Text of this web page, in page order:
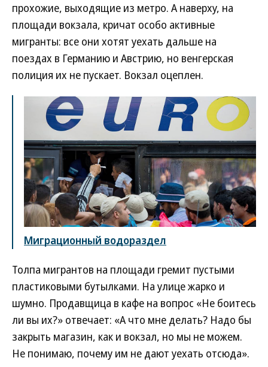
прохожие, выходящие из метро. А наверху, на
площади вокзала, кричат особо активные
мигранты: все они хотят уехать дальше на
поездах в Германию и Австрию, но венгерская
полиция их не пускает. Вокзал оцеплен.
Миграционный водораздел
Толпа мигрантов на площади гремит пустыми
пластиковыми бутылками. На улице жарко и
шумно. Продавщица в кафе на вопрос «Не боитесь
ли вы их?» отвечает: «А что мне делать? Надо бы
закрыть магазин, как и вокзал, но мы не можем.
Не понимаю, почему им не дают уехать отсюда».